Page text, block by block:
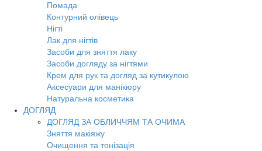
Помада
Контурний олівець
Нігті
Лак для нігтів
Засоби для зняття лаку
Засоби догляду за нігтями
Крем для рук та догляд за кутикулою
Аксесуари для манікюру
Натуральна косметика
ДОГЛЯД
ДОГЛЯД ЗА ОБЛИЧЧЯМ ТА ОЧИМА
Зняття макіяжу
Очищення та тонізація